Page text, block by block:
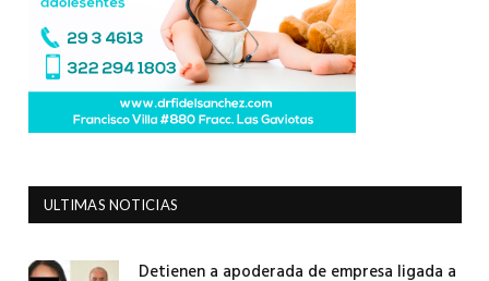
ULTIMAS NOTICIAS
Detienen a apoderada de empresa ligada a